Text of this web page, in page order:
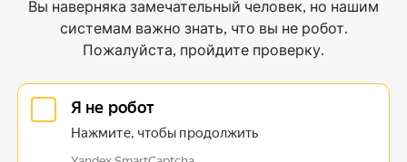
Вы наверняка замечательный человек, но нашим
системам важно знать, что вы не робот.
Пожалуйста, пройдите проверку.